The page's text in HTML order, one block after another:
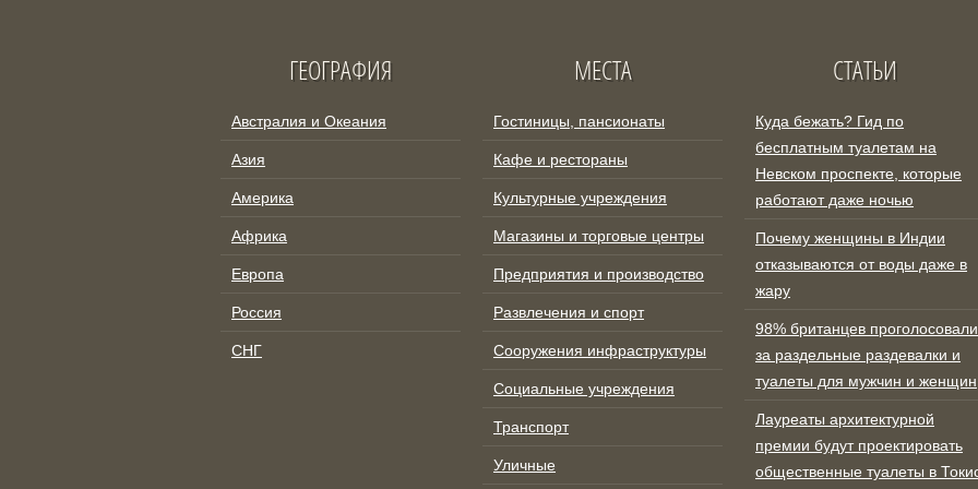
ГЕОГРАФИЯ
Австралия и Океания
Азия
Америка
Африка
Европа
Россия
СНГ
МЕСТА
Гостиницы, пансионаты
Кафе и рестораны
Культурные учреждения
Магазины и торговые центры
Предприятия и производство
Развлечения и спорт
Сооружения инфраструктуры
Социальные учреждения
Транспорт
Уличные
СТАТЬИ
Куда бежать? Гид по
бесплатным туалетам на
Невском проспекте, которые
работают даже ночью
Почему женщины в Индии
отказываются от воды даже в
жару
98% британцев проголосовали
за раздельные раздевалки и
туалеты для мужчин и женщин
Лауреаты архитектурной
премии будут проектировать
общественные туалеты в